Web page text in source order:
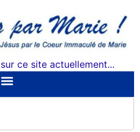
ce site actuellement...